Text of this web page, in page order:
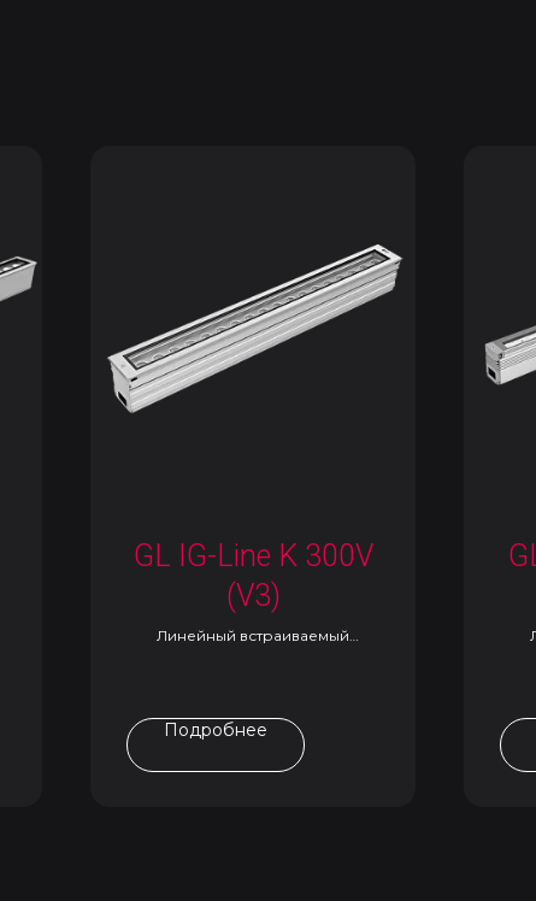
GL IG-Line K 300V
(V3)
Линейный встраиваемый
Подробнее